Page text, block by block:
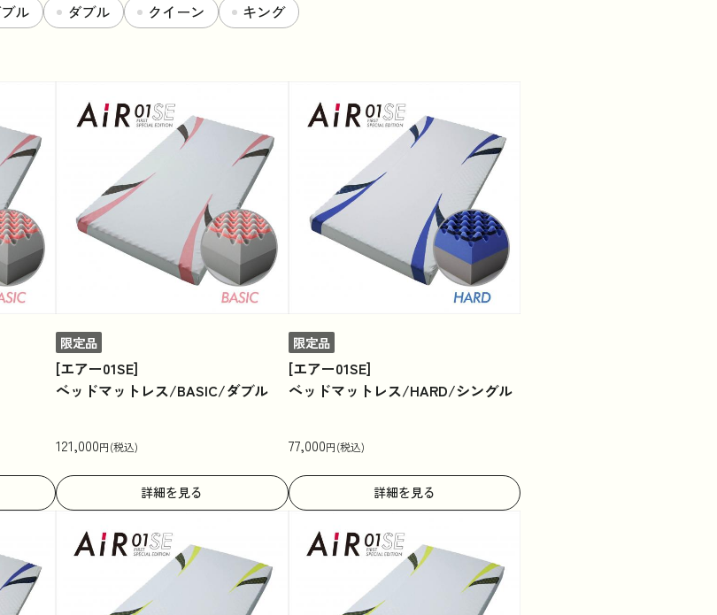
ル ダブル クイーン キング
限定品
[エアー01SE]
ベッドマットレス/BASIC/ダブル
121,000円(税込)
詳細を見る
限定品
[エアー01SE]
ベッドマットレス/HARD/シングル
77,000円(税込)
詳細を見る